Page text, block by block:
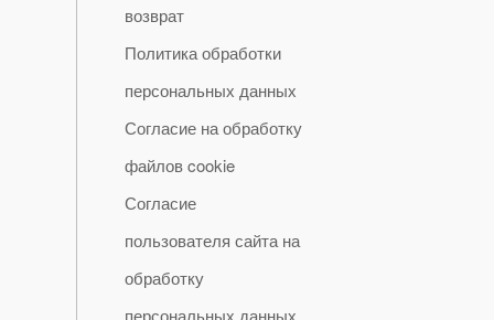
возврат
Политика обработки
персональных данных
Согласие на обработку
файлов cookie
Согласие
пользователя сайта на
обработку
персональных данных